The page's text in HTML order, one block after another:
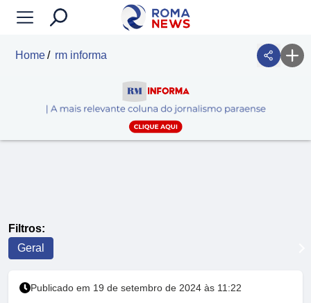
Home rm informa
Filtros:
Geral
Publicado em 19 de setembro de 2024 às 11:22